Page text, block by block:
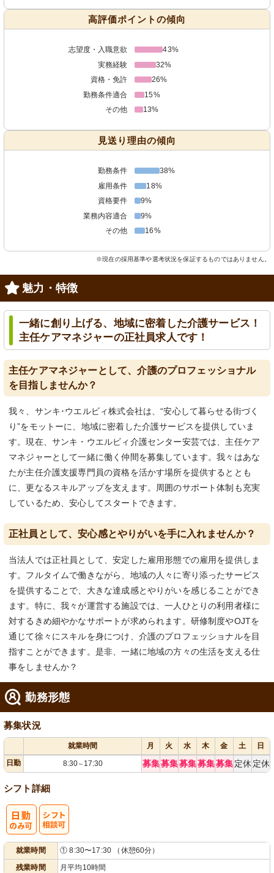
高評価ポイントの傾向
志望度・入職意欲
43%
実務経験
32%
資格・免許
26%
勤務条件適合
15%
その他
13%
見送り理由の傾向
勤務条件
38%
雇用条件
18%
資格要件
9%
業務内容適合
9%
その他
16%
※現在の採用基準や選考状況を保証するものではありません。
魅力・特徴
一緒に創り上げる、地域に密着した介護サービス！
主任ケアマネジャーの正社員求人です！
主任ケアマネジャーとして、介護のプロフェッショナル
を目指しませんか？
我々、サンキ･ウエルビィ株式会社は、“安心して暮らせる街づく
り”をモットーに、地域に密着した介護サービスを提供していま
す。現在、サンキ・ウエルビィ介護センター安芸では、主任ケア
マネジャーとして一緒に働く仲間を募集しています。我々はあな
たが主任介護支援専門員の資格を活かす場所を提供するととも
に、更なるスキルアップを支えます。周囲のサポート体制も充実
しているため、安心してスタートできます。
正社員として、安心感とやりがいを手に入れませんか？
当法人では正社員として、安定した雇用形態での雇用を提供しま
す。フルタイムで働きながら、地域の人々に寄り添ったサービス
を提供することで、大きな達成感とやりがいを感じることができ
ます。特に、我々が運営する施設では、一人ひとりの利用者様に
対するきめ細やかなサポートが求められます。研修制度やOJTを
通じて徐々にスキルを身につけ、介護のプロフェッショナルを目
指すことができます。是非、一緒に地域の方々の生活を支える仕
事をしませんか？
勤務形態
募集状況
就業時間 月 火 水 木 金 土
日
日勤
8:30～ 17:30 募集募集募集募集募集 定休 定休
シフト詳細
就業時間
① 8:30〜17:30 （休憩60分）
残業時間
月平均10時間